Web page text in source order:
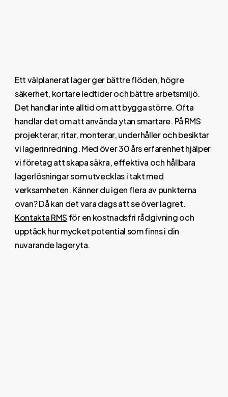
Ett välplanerat lager ger bättre flöden, högre
säkerhet, kortare ledtider och bättre arbetsmiljö.
Det handlar inte alltid om att bygga större. Ofta
handlar det om att använda ytan smartare. På RMS
projekterar, ritar, monterar, underhåller och besiktar
vi lagerinredning. Med över 30 års erfarenhet hjälper
vi företag att skapa säkra, effektiva och hållbara
lagerlösningar som utvecklas i takt med
verksamheten. Känner du igen flera av punkterna
ovan? Då kan det vara dags att se över lagret.
Kontakta RMS för en kostnadsfri rådgivning och
upptäck hur mycket potential som finns i din
nuvarande lageryta.